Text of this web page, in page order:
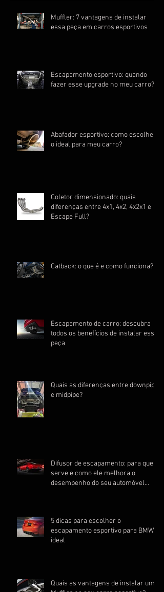
Muffler: 7 vantagens de instalar
essa peça em carros esportivos
Escapamento esportivo: quando
fazer esse upgrade no meu carro?
Abafador esportivo: como escolher
o ideal para meu carro?
Coletor dimensionado: quais
diferenças entre 4x1, 4x2, 4x2x1 e
Escape Full?
Catback: o que é e como funciona?
Escapamento de carro: descubra
todos os benefícios de instalar essa
peça
Quais as diferenças entre downpipe
e midpipe?
Difusor de escapamento: para que
serve e como ele melhora o
desempenho do seu automóvel
5 dicas para escolher o
escapamento esportivo para BMW
ideal
Quais as vantagens de instalar um